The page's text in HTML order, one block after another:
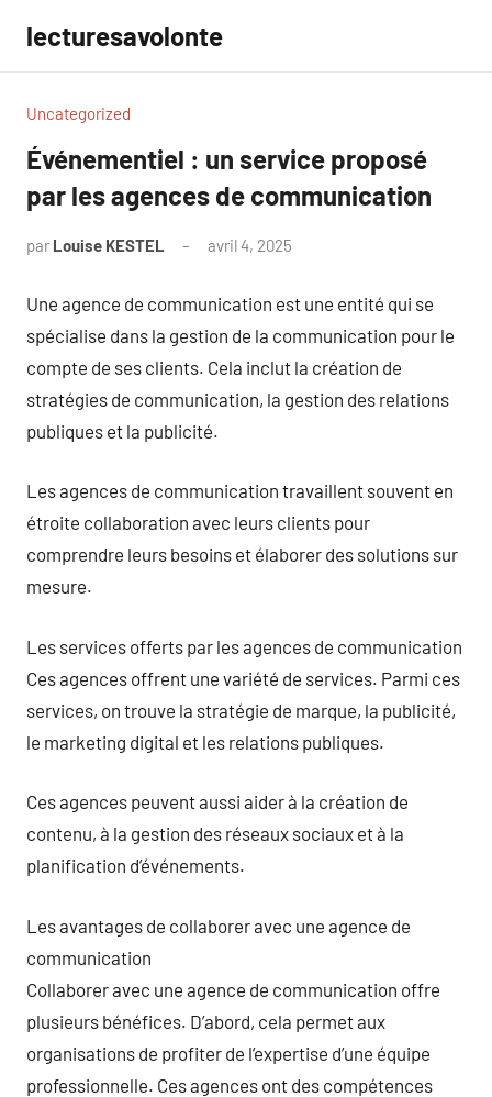
contenu
lecturesavolonte
Uncategorized
Événementiel : un service proposé
par les agences de communication
par Louise KESTEL avril 4, 2025
Une agence de communication est une entité qui se
spécialise dans la gestion de la communication pour le
compte de ses clients. Cela inclut la création de
stratégies de communication, la gestion des relations
publiques et la publicité.
Les agences de communication travaillent souvent en
étroite collaboration avec leurs clients pour
comprendre leurs besoins et élaborer des solutions sur
mesure.
Les services offerts par les agences de communication
Ces agences offrent une variété de services. Parmi ces
services, on trouve la stratégie de marque, la publicité,
le marketing digital et les relations publiques.
Ces agences peuvent aussi aider à la création de
contenu, à la gestion des réseaux sociaux et à la
planification d’événements.
Les avantages de collaborer avec une agence de
communication
Collaborer avec une agence de communication offre
plusieurs bénéfices. D’abord, cela permet aux
organisations de profiter de l’expertise d’une équipe
professionnelle. Ces agences ont des compétences